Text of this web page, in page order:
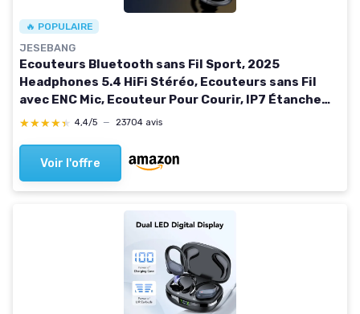
🔥 POPULAIRE
JESEBANG
Ecouteurs Bluetooth sans Fil Sport, 2025
Headphones 5.4 HiFi Stéréo, Ecouteurs sans Fil
avec ENC Mic, Ecouteur Pour Courir, IP7 Étanche
Écouteur, 40H, Oreillette Sans Fil, Casque Écran
★★★★★
★★★★★ 4,4/5 — 23704 avis
Voir l'offre